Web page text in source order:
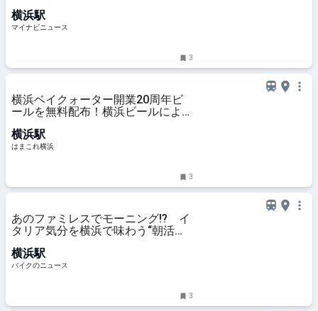
定食」も
横浜駅
マイナビニュース
3
横浜ベイクォーター開業20周年ビ
ールを無料配布！横浜ビールによる
はまこれ横浜
横浜駅
はまこれ横浜
3
あのファミレスでモーニング!? イ
タリア気分を横浜で味わう“朝活ラ
横浜駅
バイクのニュース
3